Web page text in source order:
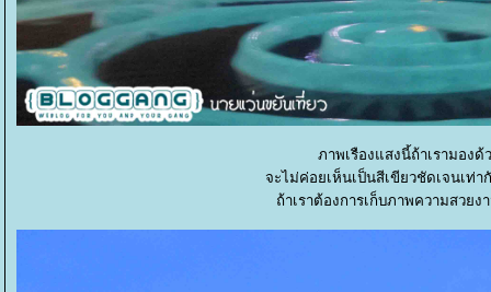
ภาพเรืองแสงนี้ถ้าเรามอง
จะไม่ค่อยเห็นเป็นสีเขียวชัดเจนเท่
ถ้าเราต้องการเก็บภาพความสวย